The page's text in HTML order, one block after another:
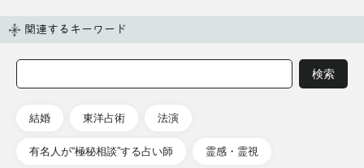
関連するキーワード
結婚 東洋占術 法演
有名人が“極秘相談”する占い師 霊感・霊視